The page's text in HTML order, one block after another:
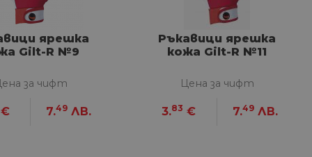
ярешка
Gilt-R №9
за чифт
€ 7.49 ЛВ.
Ръкавици ярешка
кожа Gilt-R №11
Цена за чифт
3.83 € 7.49 ЛВ.
и управление на